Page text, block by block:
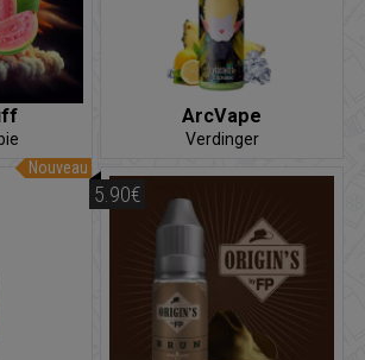
ArcVape
Verdinger
Nouveau
5.90€